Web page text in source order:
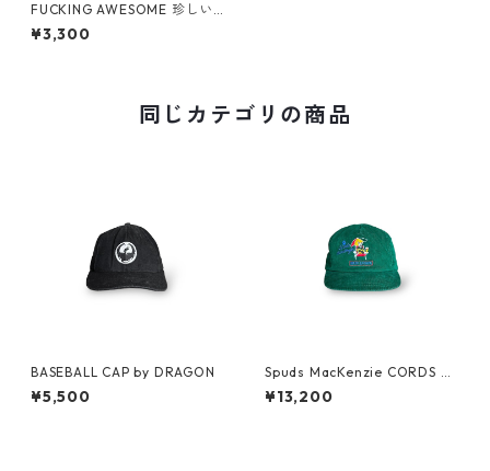
FUCKING AWESOME 珍しい
CAP
¥3,300
同じカテゴリの商品
BASEBALL CAP by DRAGON
¥5,500
Spuds MacKenzie CORDS C
AP by BUD LIGHT
¥13,200